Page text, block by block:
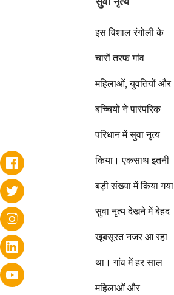
इस विशाल रंगोली के
चारों तरफ गांव
महिलाओं, युवतियों और
बच्चियों ने पारंपरिक
परिधान में सुवा नृत्य
किया। एकसाथ इतनी
बड़ी संख्या में किया गया
सुवा नृत्य देखने में बेहद
खूबसूरत नजर आ रहा
था। गांव में हर साल
महिलाओं और